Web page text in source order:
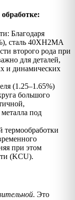
Благодаря
сталь 40ХН2МА
второго рода при
для деталей,
и динамических
(1.25–1.65%)
большого
под
термообработки
при этом
(KCU).
. Это